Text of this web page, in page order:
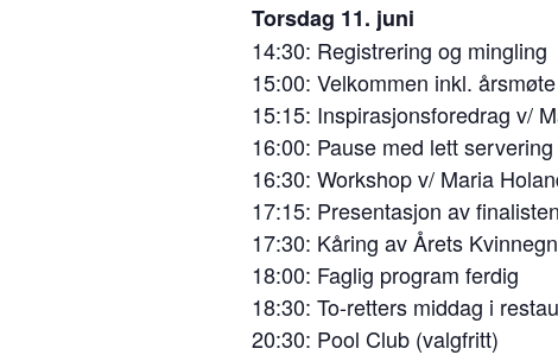
Torsdag 11. juni
14:30: Registrering og mingling
15:00: Velkommen inkl.
15:15: Inspirasjonsforedrag v/
16:00: Pause med lett servering
16:30: Workshop v/ Maria
17:15: Presentasjon av
17:30: Kåring av Årets
18:00: Faglig program ferdig
18:30: To-retters middag i
20:30: Pool Club (valgfritt)